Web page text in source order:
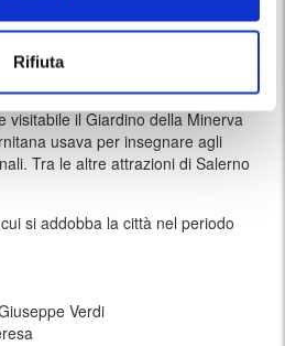
Rifiuta
Salerno, si raggiunge Via dei
commerciale, lungo cui si trova
Comunale. In centro è
visitabile il Giardino della Minerva
usava per insegnare agli
Tra le altre attrazioni di Salerno
si addobba la città nel periodo
Verdi